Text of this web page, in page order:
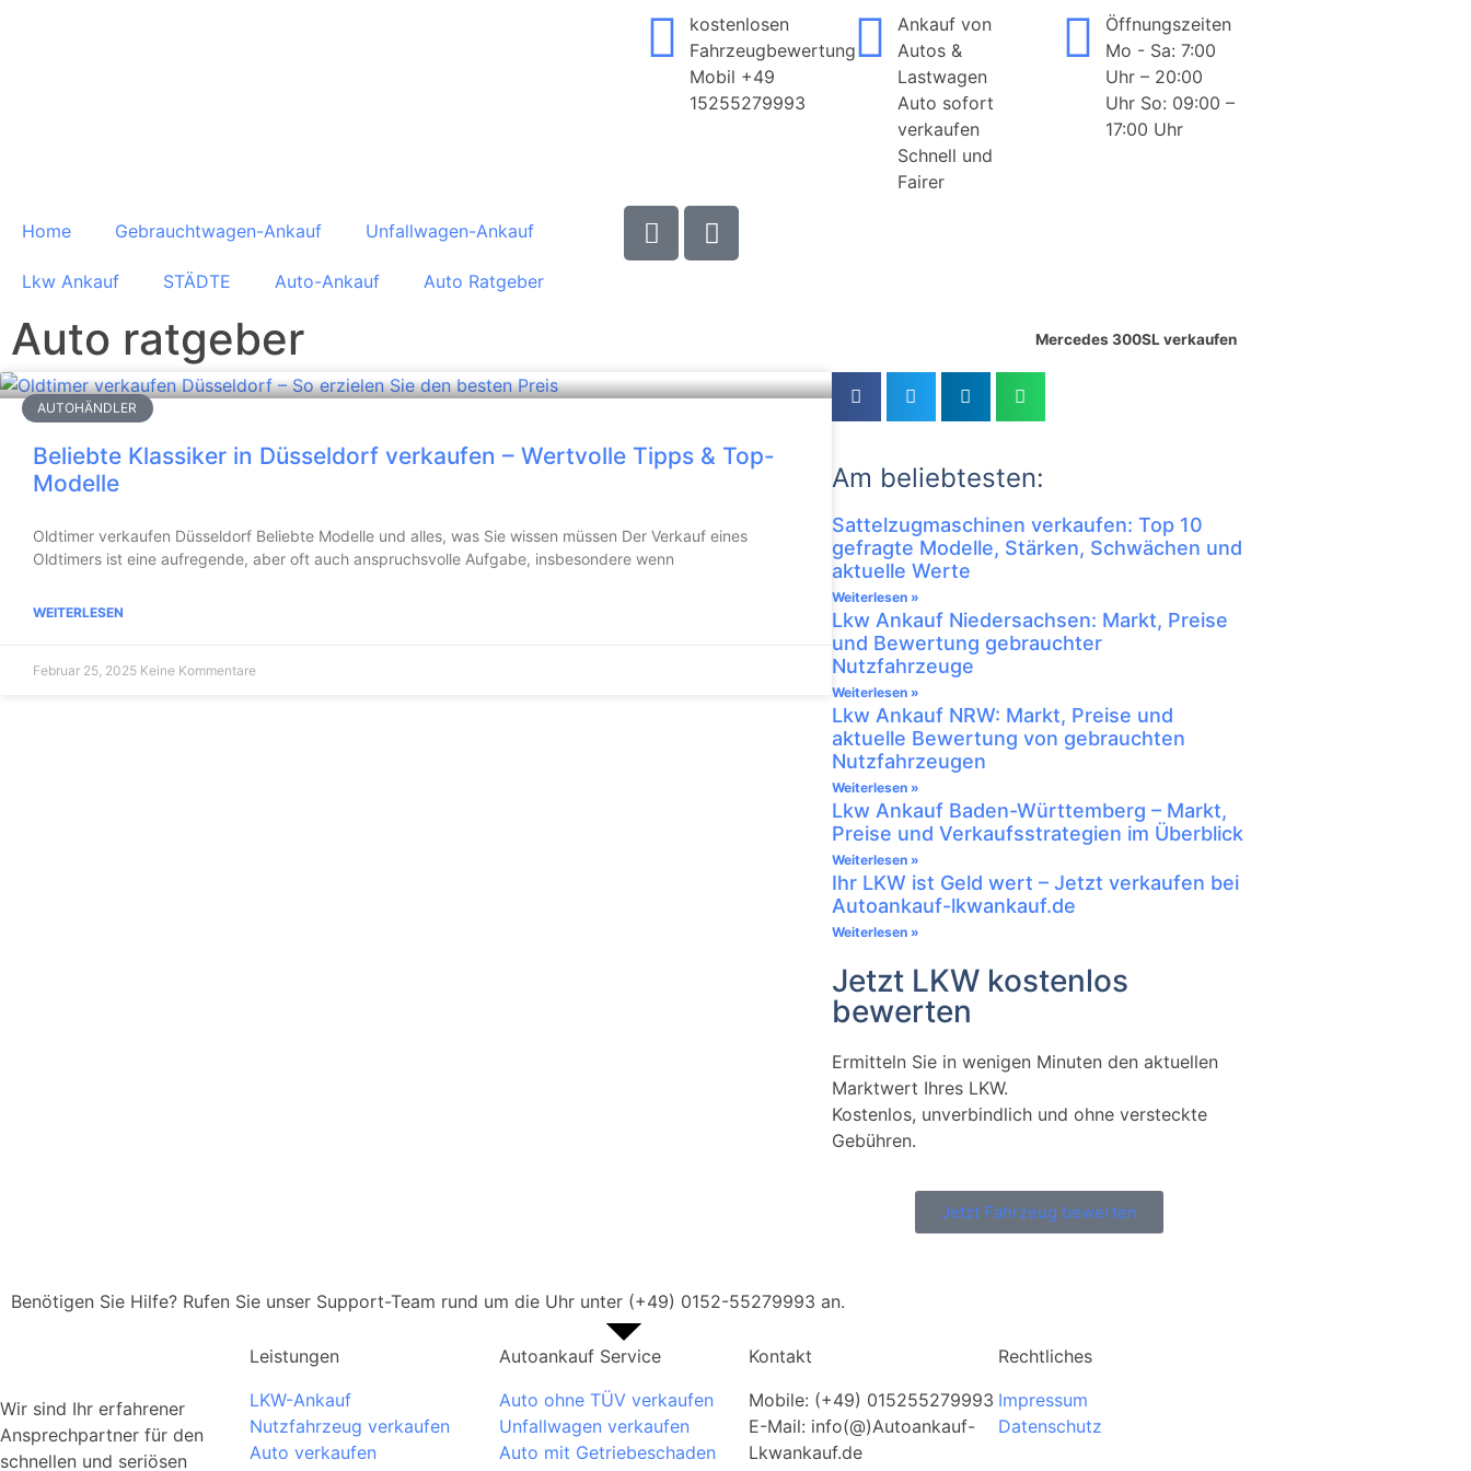
kostenlosen
Fahrzeugbewertung
Mobil +49
15255279993
Ankauf von
Autos &
Lastwagen
Auto sofort
verkaufen
Schnell und
Fairer
Öffnungszeiten
Mo - Sa: 7:00
Uhr – 20:00
Uhr So: 09:00 –
17:00 Uhr
Home Gebrauchtwagen-Ankauf Unfallwagen-Ankauf
Lkw Ankauf STÄDTE Auto-Ankauf Auto Ratgeber
Auto ratgeber Mercedes 300SL verkaufen
AUTOHÄNDLER
Beliebte Klassiker in Düsseldorf verkaufen – Wertvolle Tipps & Top-
Modelle
Oldtimer verkaufen Düsseldorf Beliebte Modelle und alles, was Sie wissen müssen Der Verkauf eines
Oldtimers ist eine aufregende, aber oft auch anspruchsvolle Aufgabe, insbesondere wenn
WEITERLESEN
Februar 25, 2025 Keine Kommentare
Am beliebtesten:
Sattelzugmaschinen verkaufen: Top 10
gefragte Modelle, Stärken, Schwächen und
aktuelle Werte
Weiterlesen »
Lkw Ankauf Niedersachsen: Markt, Preise
und Bewertung gebrauchter
Nutzfahrzeuge
Weiterlesen »
Lkw Ankauf NRW: Markt, Preise und
aktuelle Bewertung von gebrauchten
Nutzfahrzeugen
Weiterlesen »
Lkw Ankauf Baden-Württemberg – Markt,
Preise und Verkaufsstrategien im Überblick
Weiterlesen »
Ihr LKW ist Geld wert – Jetzt verkaufen bei
Autoankauf-lkwankauf.de
Weiterlesen »
Jetzt LKW kostenlos
bewerten
Ermitteln Sie in wenigen Minuten den aktuellen
Marktwert Ihres LKW.
Kostenlos, unverbindlich und ohne versteckte
Gebühren.
Jetzt Fahrzeug bewerten
Benötigen Sie Hilfe? Rufen Sie unser Support-Team rund um die Uhr unter (+49) 0152-55279993 an.
Wir sind Ihr erfahrener
Ansprechpartner für den
schnellen und seriösen
Leistungen
LKW-Ankauf
Nutzfahrzeug verkaufen
Auto verkaufen
Autoankauf Service
Auto ohne TÜV verkaufen
Unfallwagen verkaufen
Auto mit Getriebeschaden
Kontakt
Mobile: (+49) 015255279993
E-Mail: info(@)Autoankauf-
Lkwankauf.de
Rechtliches
Impressum
Datenschutz